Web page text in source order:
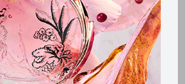
Rostro
te pueden interesar